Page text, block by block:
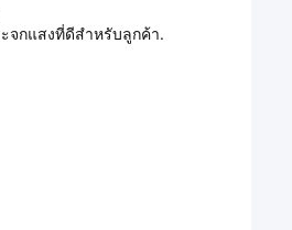
จกแสงที่ดีสําหรับลูกค้า.